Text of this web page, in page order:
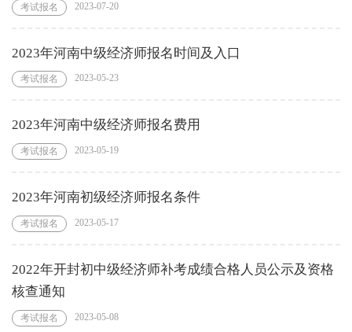
考试报名 2023-07-20
2023年河南中级经济师报名时间及入口
考试报名 2023-05-23
2023年河南中级经济师报名费用
考试报名 2023-05-19
2023年河南初级经济师报名条件
考试报名 2023-05-17
2022年开封初中级经济师补考成绩合格人员公示及资格
核查通知
考试报名 2023-05-08